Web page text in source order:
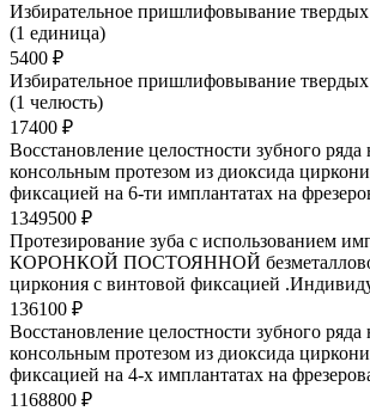
Избирательное пришлифовывание твердых
(1 единица)
5400 ₽
Избирательное пришлифовывание твердых
(1 челюсть)
17400 ₽
Восстановление целостности зубного
консольным протезом из диоксида
фиксацией на 6-ти имплантатах на
1349500 ₽
Протезирование зуба с использованием
КОРОНКОЙ ПОСТОЯННОЙ
циркония с винтовой фиксацией
136100 ₽
Восстановление целостности зубного
консольным протезом из диоксида
фиксацией на 4-х имплантатах на
1168800 ₽